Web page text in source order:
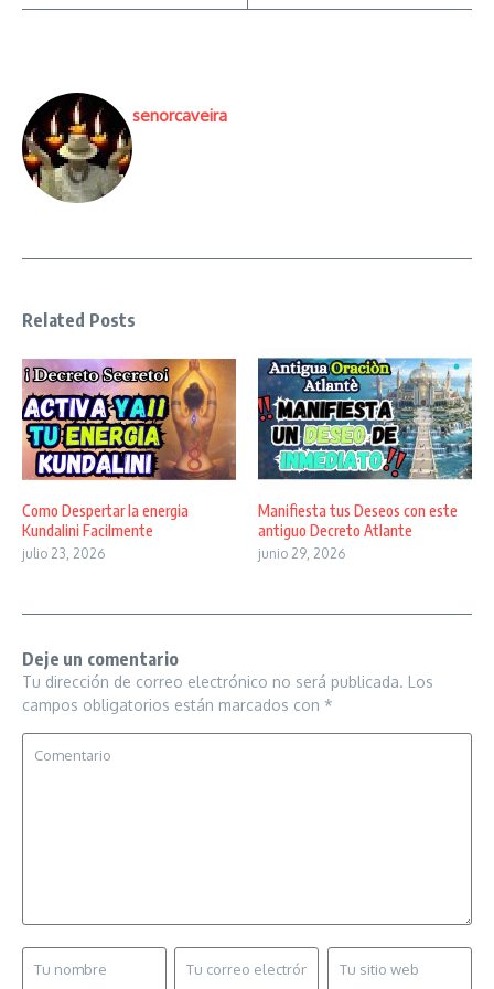
senorcaveira
Related Posts
Como Despertar la energia
Kundalini Facilmente
julio 23, 2026
Manifiesta tus Deseos con este
antiguo Decreto Atlante
junio 29, 2026
Deje un comentario
Tu dirección de correo electrónico no será publicada. Los
campos obligatorios están marcados con *